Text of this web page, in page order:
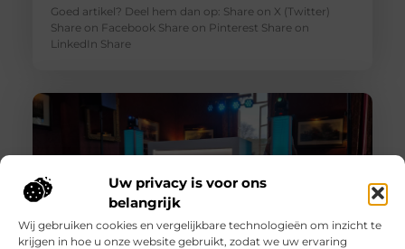
Uw privacy is voor ons
belangrijk
Wij gebruiken cookies en vergelijkbare technologieën om inzicht te
krijgen in hoe u onze website gebruikt, zodat we uw ervaring
Goed artikel? Deel hem dan op: Share on X (Twitter)
Share on Facebook Share on Pinterest Share on
LinkedIn Share